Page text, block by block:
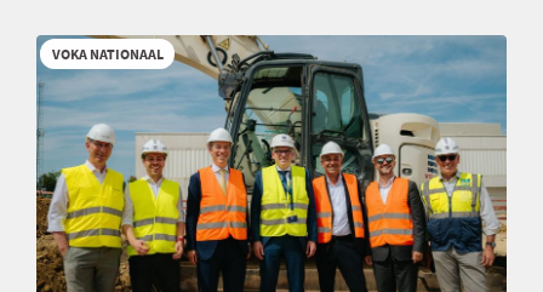
VOKA NATIONAAL